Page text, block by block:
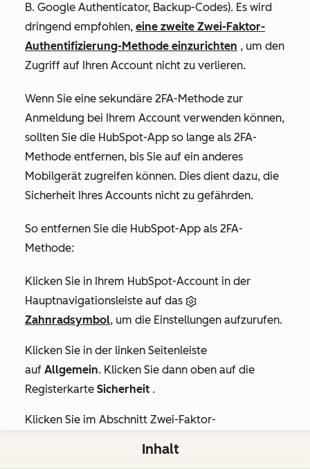
B. Google Authenticator, Backup-Codes). Es wird
dringend empfohlen, eine zweite Zwei-Faktor-
Authentifizierung-Methode einzurichten , um den
Zugriff auf Ihren Account nicht zu verlieren.
Wenn Sie eine sekundäre 2FA-Methode zur
Anmeldung bei Ihrem Account verwenden können,
sollten Sie die HubSpot-App so lange als 2FA-
Methode entfernen, bis Sie auf ein anderes
Mobilgerät zugreifen können. Dies dient dazu, die
Sicherheit Ihres Accounts nicht zu gefährden.
So entfernen Sie die HubSpot-App als 2FA-
Methode:
Klicken Sie in Ihrem HubSpot-Account in der
Hauptnavigationsleiste auf das
Zahnradsymbol, um die Einstellungen aufzurufen.
Klicken Sie in der linken Seitenleiste
auf Allgemein. Klicken Sie dann oben auf die
Registerkarte Sicherheit .
Klicken Sie im Abschnitt Zwei-Faktor-
Inhalt